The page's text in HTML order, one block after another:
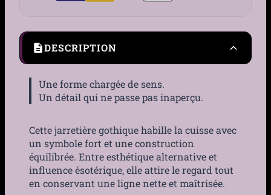
DESCRIPTION
Une forme chargée de sens.
Un détail qui ne passe pas inaperçu.
Cette jarretière gothique habille la cuisse avec
un symbole fort et une construction
équilibrée. Entre esthétique alternative et
influence ésotérique, elle attire le regard tout
en conservant une ligne nette et maîtrisée.